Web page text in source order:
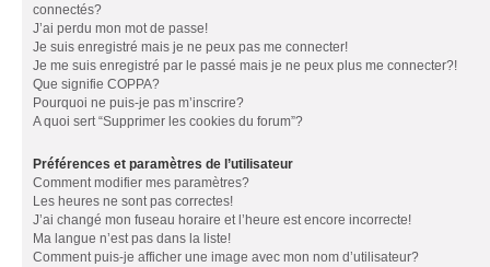
connectés?
J’ai perdu mon mot de passe!
Je suis enregistré mais je ne peux pas me connecter!
Je me suis enregistré par le passé mais je ne peux plus me connecter?!
Que signifie COPPA?
Pourquoi ne puis-je pas m’inscrire?
A quoi sert “Supprimer les cookies du forum”?
Préférences et paramètres de l’utilisateur
Comment modifier mes paramètres?
Les heures ne sont pas correctes!
J’ai changé mon fuseau horaire et l’heure est encore incorrecte!
Ma langue n’est pas dans la liste!
Comment puis-je afficher une image avec mon nom d’utilisateur?